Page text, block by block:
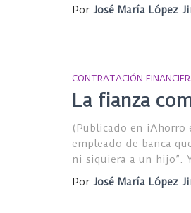
Por José María López
CONTRATACIÓN
La fianza
(Publicado en iAhorro
empleado de banca
ni siquiera a un hijo”.
Por José María López